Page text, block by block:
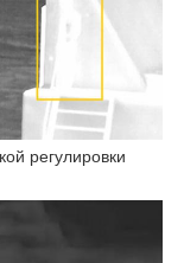
регулировки